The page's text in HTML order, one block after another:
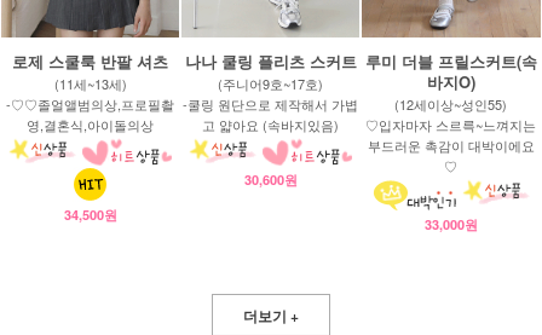
로제 스쿨룩 반팔 셔츠
(11세~13세)
-♡♡졸얼앨범의상,프로필촬
영,결혼식,아이돌의상
34,500원
나나 쿨링 플리츠 스커트
(주니어9호~17호)
-쿨링 원단으로 제작해서 가볍
고 얇아요 (속바지있음)
30,600원
루미 더블 프릴스커트(속
바지O)
(12세이상~성인55)
♡입자마자 스르륵~느껴지는
부드러운 촉감이 대박이에요
♡
33,000원
더보기 +